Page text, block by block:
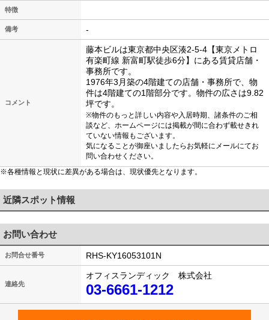
特徴
備考 -
コメント
藤本ビルは東京都中央区湊2-5-4【東京メトロ
有楽町線 新富町駅徒歩6分】にある賃貸店舗・
事務所です。
1976年3月築の4階建ての店舗・事務所で、物
件は4階建ての1階部分です。物件の広さは9.82
坪です。
※物件のもっと詳しい内容や入居時期、諸条件のご相
談など、ホームページには掲載が間に合わず載せきれ
ていない情報もございます。
気になることが御座いましたらお気軽にメールにてお
問い合わせください。
※各種情報と現状に差異がある場合は、現状優先となります。
近隣スポット情報
お問い合わせ
お問合せ番号 RHS-KY16053101N
連絡先
オフィスランディック 株式会社
03-6661-1212